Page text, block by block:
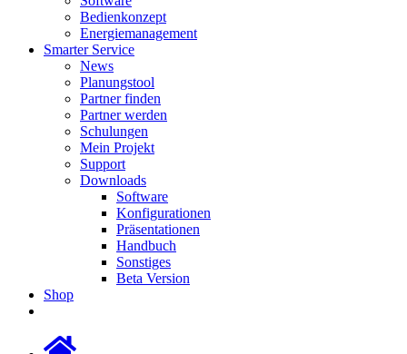
Bedienkonzept
Energiemanagement
Smarter Service
News
Planungstool
Partner finden
Partner werden
Schulungen
Mein Projekt
Support
Downloads
Software
Konfigurationen
Präsentationen
Handbuch
Sonstiges
Beta Version
Shop